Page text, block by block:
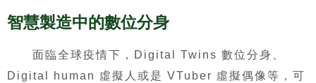
智慧製造中的數位分身
面臨全球疫情下，Digital Twins 數位分身、
Digital human 虛擬人或是 VTuber 虛擬偶像等，可